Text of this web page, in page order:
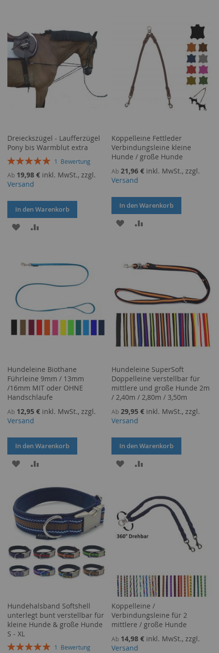
HINZUFÜGENHINZUFÜGEN
Dreieckszügel - Laufferzügel
Pony bis Warmblut extra
Bewertung:
1 Bewertung
Ab 19,98 € inkl. MwSt., zzgl.
Versand
In den Warenkorb
ZUR
Koppelleine Fettleder
Verbindungsleine kleine
Hunde / große Hunde
Ab 21,96 € inkl. MwSt., zzgl.
Versand
In den Warenkorb
ZUR
Hundeleine Biothane
Führleine 9mm / 13mm
/16mm MIT oder OHNE
Handschlaufe
Ab 12,95 € inkl. MwSt., zzgl.
Versand
In den Warenkorb
ZUR
HINZUFÜGENHINZUFÜGEN
Hundeleine SuperSoft
Doppelleine verstellbar für
mittlere und große Hunde 2m
/ 2,40m / 2,80m / 3,50m
Ab 29,95 € inkl. MwSt., zzgl.
Versand
In den Warenkorb
ZUR
HINZUFÜGEN
HINZUFÜGEN
Hundehalsband Softshell
unterlegt bunt verstellbar für
kleine Hunde & große Hunde
S - XL
Bewertung:
1 Bewertung
Koppelleine /
Verbindungsleine für 2
mittlere / große Hunde
Ab 14,98 € inkl. MwSt., zzgl.
Versand